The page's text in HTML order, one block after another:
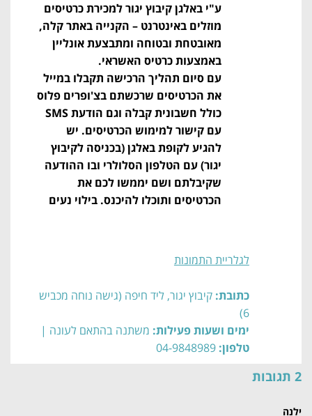
ע"י באלגן קיבוץ יגור למכירת כרטיסים
מוזלים באינטרנט – הקנייה באתר קלה,
מאובטחת ובטוחה ומתבצעת אונליין
באמצעות כרטיס האשראי.
עם סיום תהליך הרכישה תקבלו במייל
את הכרטיסים שרכשתם בצ'ופרים פלוס
כולל חשבונית קבלה וגם הודעת SMS
עם קישור למימוש הכרטיסים. יש
להגיע לקופת באלגן (בכניסה לקיבוץ
יגור) עם הטלפון הסלולרי ובו ההודעה
שקיבלתם ושם יממשו לכם את
הכרטיסים ותוכלו להיכנס. בילוי נעים
לגלריית התמונות
כתובת:קיבוץ יגור, ליד חיפה (גישה נוחה מכביש
6)
ימים ושעות פעילות: משתנה בהתאם לעונה |
טלפון:04-9848989
2 תגובות
ילנה